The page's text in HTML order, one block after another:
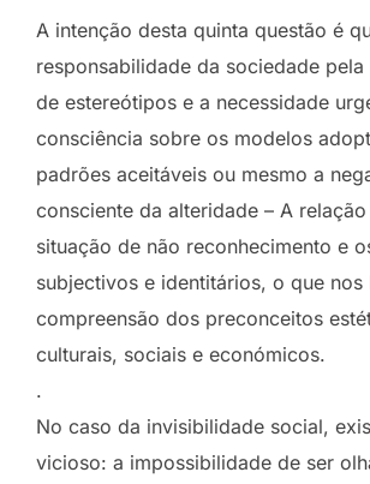
A intenção desta quinta questão é
responsabilidade da sociedade
de estereótipos e a necessidade
consciência sobre os modelos
padrões aceitáveis ou mesmo a
consciente da alteridade – A
situação de não reconhecimento e
subjectivos e identitários, o que nos
compreensão dos preconceitos
culturais, sociais e económicos.
.
No caso da invisibilidade social,
vicioso: a impossibilidade de ser